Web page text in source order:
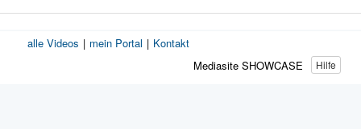
Moderatoren:
alle Videos | mein Portal | Kontakt
Hilfe
Mediasite SHOWCASE